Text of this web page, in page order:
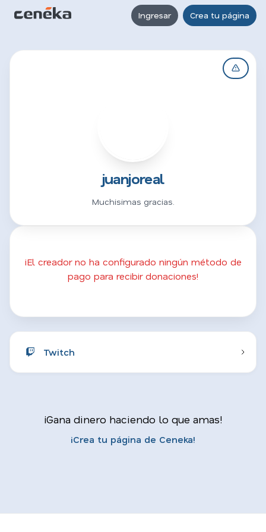
Ingresar Crea tu página
juanjoreal
Muchisimas gracias.
¡El creador no ha configurado ningún método de
pago para recibir donaciones!
Twitch
¡Gana dinero haciendo lo que amas!
¡Crea tu página de Ceneka!